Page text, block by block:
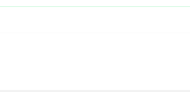
評選或公開徵求之限制性招標 更正公告
或公開徵求之限制性招標 | 決標方式：準用最